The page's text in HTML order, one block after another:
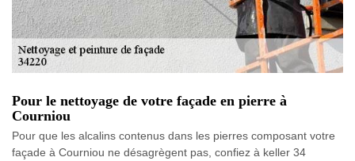
Pour le nettoyage de votre façade en pierre à
Courniou
Pour que les alcalins contenus dans les pierres composant votre
façade à Courniou ne désagrègent pas, confiez à keller 34